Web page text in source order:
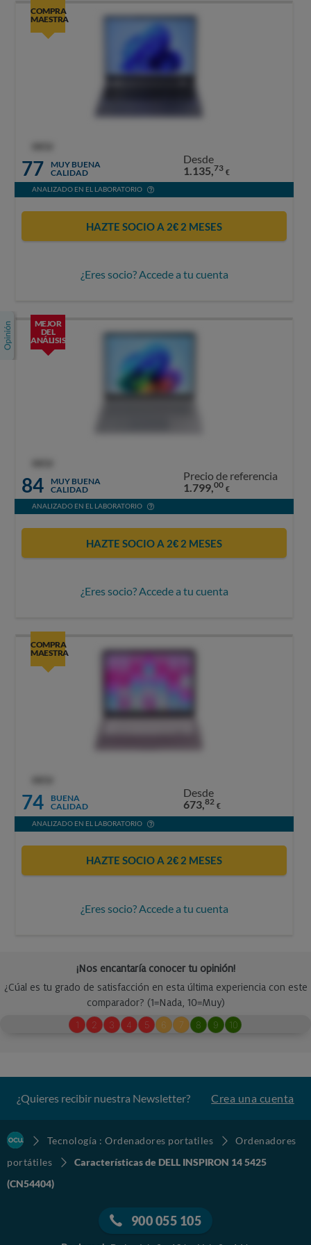
COMPRA
MAESTRA
77
MUY BUENA
CALIDAD
Desde
1.135,73 €
ANALIZADO EN EL LABORATORIO
HAZTE SOCIO A 2€ 2 MESES
¿Eres socio? Accede a tu cuenta
MEJOR
DEL
ANÁLISIS
84
MUY BUENA
CALIDAD
Precio de referencia
1.799,00 €
ANALIZADO EN EL LABORATORIO
HAZTE SOCIO A 2€ 2 MESES
¿Eres socio? Accede a tu cuenta
COMPRA
MAESTRA
74
BUENA
CALIDAD
Desde
673,82 €
ANALIZADO EN EL LABORATORIO
HAZTE SOCIO A 2€ 2 MESES
¿Eres socio? Accede a tu cuenta
¿Quieres recibir nuestra Newsletter? Crea una cuenta
Tecnología : Ordenadores portatiles
Ordenadores
portátiles
Características de DELL INSPIRON 14 5425
(CN54404)
900 055 105